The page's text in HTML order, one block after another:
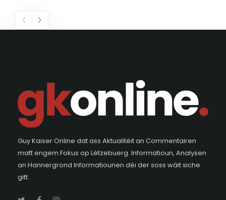
Guy Kaiser Online dat ass Aktualitéit an Commentairen
matt engem Fokus op Lëtzebuerg. Informatioun, Analysen
an Hannergrond Informatiounen déi der soss wäit siche
gitt.